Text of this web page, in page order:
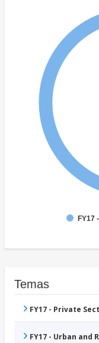
FY17
Temas
FY17 - Private
FY17 - Urban and